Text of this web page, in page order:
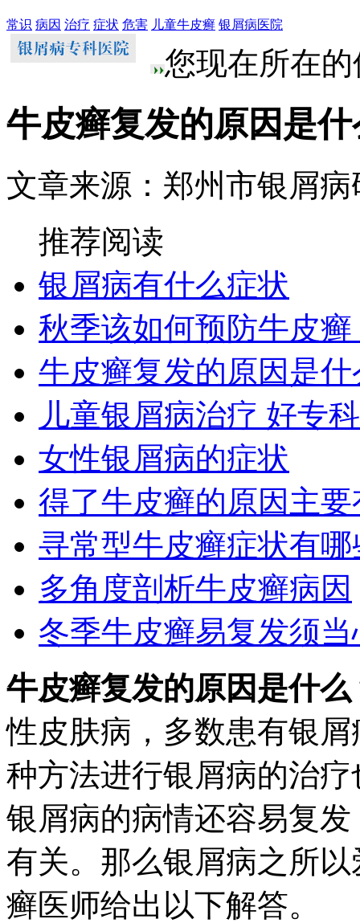
常识 病因 治疗 症状 危害 儿童牛皮癣 银屑病医院
您现在所在
牛皮癣复发的原因是什
文章来源：郑州市银屑病
推荐阅读
银屑病有什么症状
秋季该如何预防牛皮癣
牛皮癣复发的原因是什
儿童银屑病治疗 好专
女性银屑病的症状
得了牛皮癣的原因主要
寻常型牛皮癣症状有哪
多角度剖析牛皮癣病因
冬季牛皮癣易复发须当
牛皮癣复发的原因是什么
性皮肤病，多数患有银
种方法进行银屑病的治
银屑病的病情还容易复
有关。那么银屑病之所
癣医师给出以下解答。